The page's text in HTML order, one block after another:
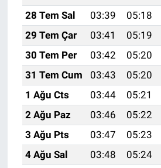
28 Tem Sal
03:39 05:18
29 Tem Çar
03:41 05:19
30 Tem Per
03:42 05:20
31 Tem Cum
03:43 05:20
1 Ağu Cts
03:44 05:21
2 Ağu Paz
03:46 05:22
3 Ağu Pts
03:47 05:23
4 Ağu Sal
03:48 05:24